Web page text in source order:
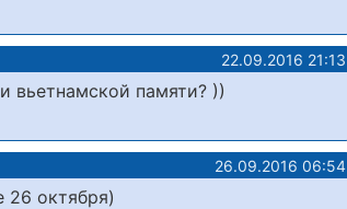
22.09.2016 21:13
вьетнамской памяти? ))
26.09.2016 06:54
26 октября)